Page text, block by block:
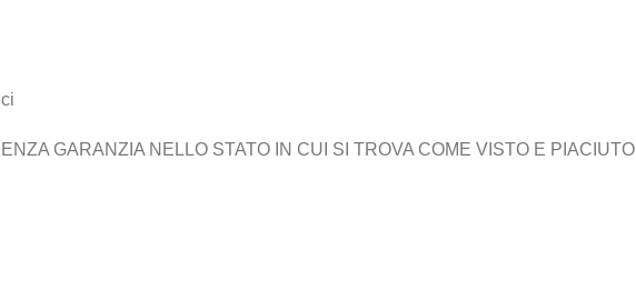
GARANZIA NELLO STATO IN CUI SI TROVA COME VISTO E